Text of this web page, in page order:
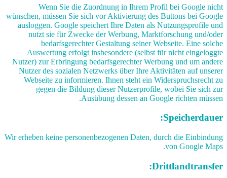
Wenn Sie die Zuordnung in Ihrem Profil bei Google nicht
wünschen, müssen Sie sich vor Aktivierung des Buttons bei Google
ausloggen. Google speichert Ihre Daten als Nutzungsprofile und
nutzt sie für Zwecke der Werbung, Marktforschung und/oder
bedarfsgerechter Gestaltung seiner Webseite. Eine solche
Auswertung erfolgt insbesondere (selbst für nicht eingeloggte
Nutzer) zur Erbringung bedarfsgerechter Werbung und um andere
Nutzer des sozialen Netzwerks über Ihre Aktivitäten auf unserer
Webseite zu informieren. Ihnen steht ein Widerspruchsrecht zu
gegen die Bildung dieser Nutzerprofile, wobei Sie sich zur
Ausübung dessen an Google richten müssen.
Speicherdauer:
Wir erheben keine personenbezogenen Daten, durch die Einbindung
von Google Maps.
Drittlandtransfer: